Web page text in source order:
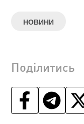
НОВИНИ
Поділитись